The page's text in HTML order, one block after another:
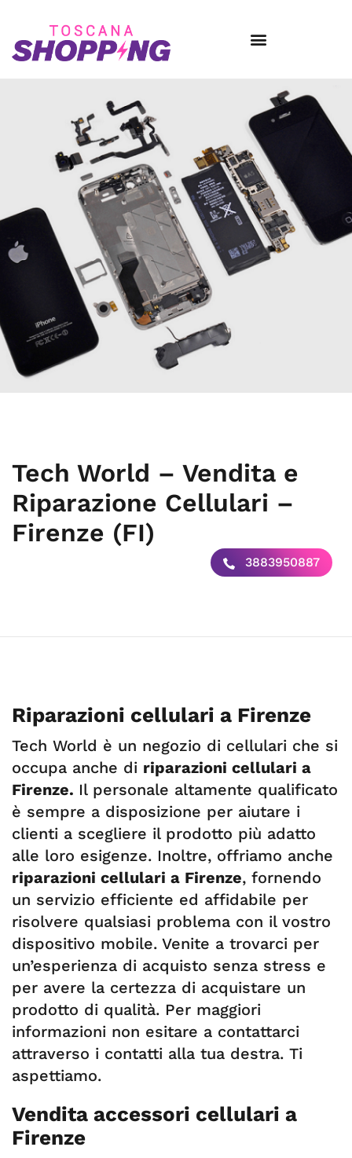
Tech World – Vendita e
Riparazione Cellulari –
Firenze (FI)
3883950887
Riparazioni cellulari a Firenze
Tech World è un negozio di cellulari che si
occupa anche di riparazioni cellulari a
Firenze. Il personale altamente qualificato
è sempre a disposizione per aiutare i
clienti a scegliere il prodotto più adatto
alle loro esigenze. Inoltre, offriamo anche
riparazioni cellulari a Firenze, fornendo
un servizio efficiente ed affidabile per
risolvere qualsiasi problema con il vostro
dispositivo mobile. Venite a trovarci per
un’esperienza di acquisto senza stress e
per avere la certezza di acquistare un
prodotto di qualità. Per maggiori
informazioni non esitare a contattarci
attraverso i contatti alla tua destra. Ti
aspettiamo.
Vendita accessori cellulari a
Firenze